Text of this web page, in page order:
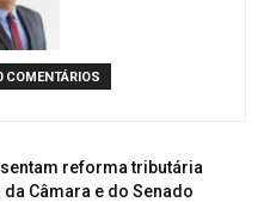
COMENTÁRIOS
reforma tributária
Câmara e do Senado